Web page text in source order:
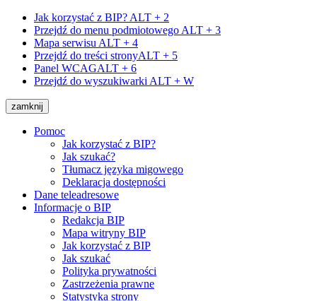
Jak korzystać z BIP? ALT + 2
Przejdź do menu podmiotowego ALT + 3
Mapa serwisu ALT + 4
Przejdź do treści stronyALT + 5
Panel WCAGALT + 6
Przejdź do wyszukiwarki ALT + W
zamknij
Pomoc
Jak korzystać z BIP?
Jak szukać?
Tłumacz języka migowego
Deklaracja dostępności
Dane teleadresowe
Informacje o BIP
Redakcja BIP
Mapa witryny BIP
Jak korzystać z BIP
Jak szukać
Polityka prywatności
Zastrzeżenia prawne
Statystyka strony